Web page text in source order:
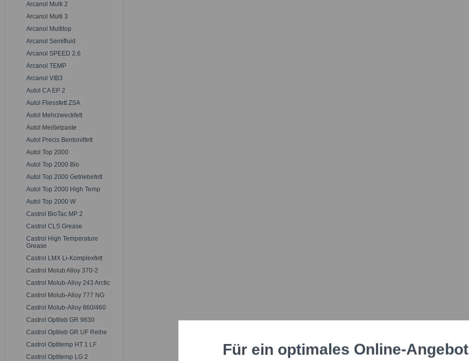
Arcanol Multi 2
Arcanol Multi 3
Arcanol Multitop
Arcanol Semifluid
Arcanol SPEED 2,6
Arcanol TEMP
Arcanol VIB3
Autol CA EP 2
Autol Fliessfett ZSA
Autol Mehrzweckfett
Autol Meißelpaste
Autol Precis Bentonitfett
Autol Top 2000
Autol Top 2000 Bio
Autol Top 2000 Getriebefett
Autol Top 2000 High Temp
Autol Top 2000 W
Castrol BioTac MP 2
Castrol CLS Grease
Castrol High Temperature
Grease
Castrol LMX Li-Komplexfett
Castrol Molub Alloy 370-2
Castrol Molub-Alloy 243 Arctic
Castrol Molub-Alloy 777 NG
Castrol Molub-Alloy 860/460
Castrol Optileb GR 9830
Castrol Optileb GR UF Reihe
Castrol Optitemp HT 1 LF
Castrol Optitemp LG 2
Funktionale Aktiv
Für ein optimales Online-Angebot